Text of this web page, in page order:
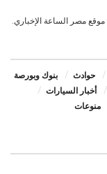
موقع مصر الساعة الإخباري.
حوادث
بنوك وبورصة
أخبار السيارات
منوعات